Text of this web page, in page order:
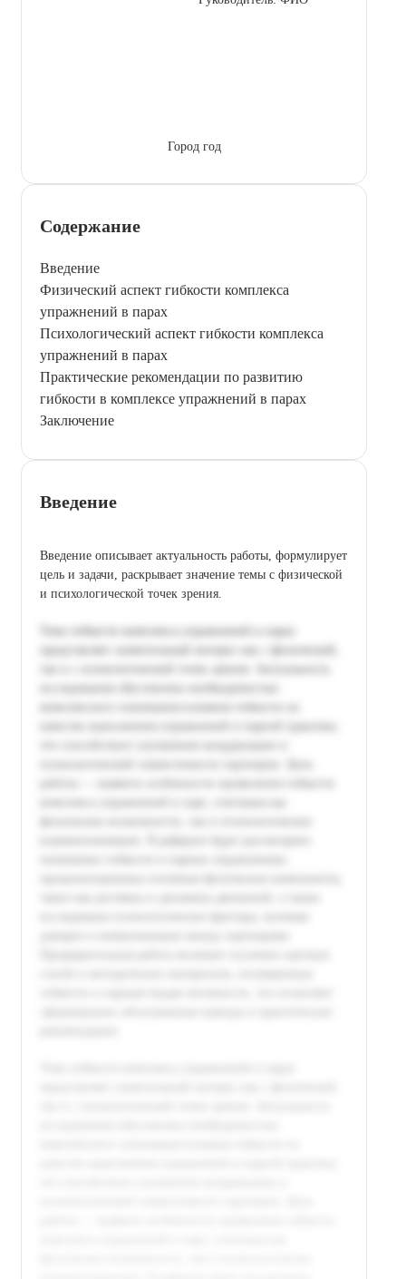
Город год
Содержание
Введение
Физический аспект гибкости комплекса
упражнений в парах
Психологический аспект гибкости комплекса
упражнений в парах
Практические рекомендации по развитию
гибкости в комплексе упражнений в парах
Заключение
Введение
Введение описывает актуальность работы, формулирует
цель и задачи, раскрывает значение темы с физической
и психологической точек зрения.